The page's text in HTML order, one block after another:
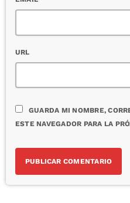
URL
GUARDA MI NOMBRE,
ESTE NAVEGADOR PARA LA